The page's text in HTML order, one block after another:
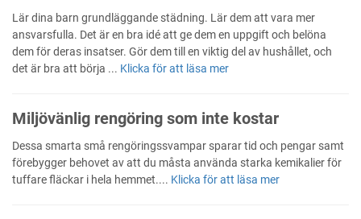
Lär dina barn grundläggande städning. Lär dem att vara mer
ansvarsfulla. Det är en bra idé att ge dem en uppgift och belöna
dem för deras insatser. Gör dem till en viktig del av hushållet, och
det är bra att börja ... Klicka för att läsa mer
Miljövänlig rengöring som inte kostar
Dessa smarta små rengöringssvampar sparar tid och pengar samt
förebygger behovet av att du måsta använda starka kemikalier för
tuffare fläckar i hela hemmet.... Klicka för att läsa mer